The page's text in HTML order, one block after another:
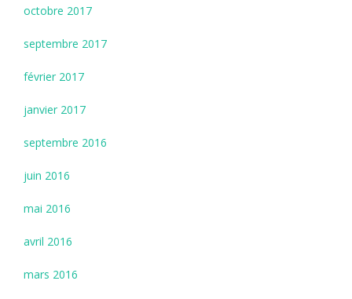
octobre 2017
septembre 2017
février 2017
janvier 2017
septembre 2016
juin 2016
mai 2016
avril 2016
mars 2016